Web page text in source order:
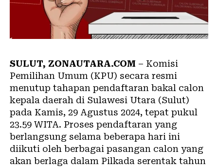
SULUT, ZONAUTARA.COM – Komisi
Pemilihan Umum (KPU) secara resmi
menutup tahapan pendaftaran bakal calon
kepala daerah di Sulawesi Utara (Sulut)
pada Kamis, 29 Agustus 2024, tepat pukul
23.59 WITA. Proses pendaftaran yang
berlangsung selama beberapa hari ini
diikuti oleh berbagai pasangan calon yang
akan berlaga dalam Pilkada serentak tahun